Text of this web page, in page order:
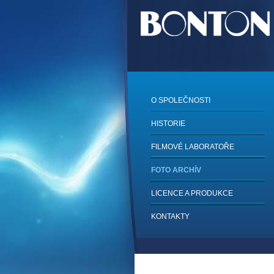
O SPOLEČNOSTI
HISTORIE
FILMOVÉ LABORATOŘE
FOTO ARCHÍV
LICENCE A PRODUKCE
KONTAKTY